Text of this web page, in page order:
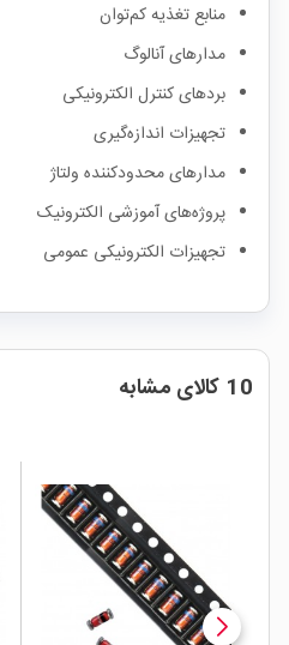
منابع تغذیه کم‌توان
مدارهای آنالوگ
بردهای کنترل الکترونیکی
تجهیزات اندازه‌گیری
مدارهای محدودکننده ولتاژ
پروژه‌های آموزشی الکترونیک
تجهیزات الکترونیکی عمومی
10 کالای مشابه